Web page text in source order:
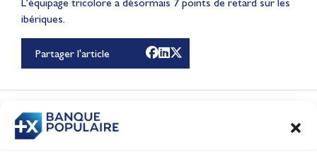
ibériques.
Partager l'article
CONTENUS
d'eau des Jeux
Olympiques 2028